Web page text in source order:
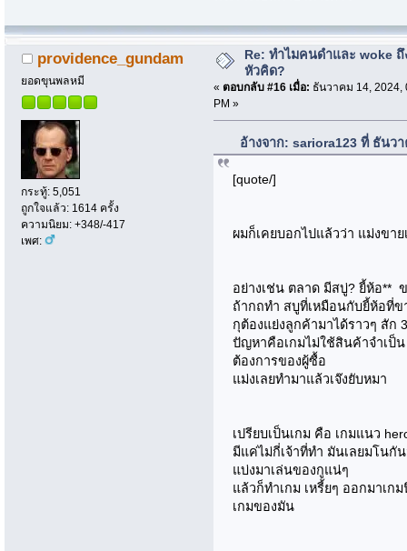
providence_gundam
ยอดขุนพลหมี
กระทู้: 5,051
ถูกใจแล้ว: 1614 ครั้ง
ความนิยม: +348/-417
เพศ:
Re: ทำไมคนดำและ woke ถึ
หัวคิด?
« ตอบกลับ #16 เมื่อ: ธันวาคม 14, 2024,
PM »
อ้างจาก: sariora123 ที่ ธันว
[quote/]
ผมก็เคยบอกไปแล้วว่า แม่งขา
อย่างเช่น ตลาด มีสบู่? ยี้ห้อ** ข
ถ้ากถทำ สบูที่เหมือนกับยี้ห้อที่
กุต้องแย่งลูกค้ามาได้ราวๆ สัก
ปัญหาคือเกมไม่ใช้สินค้าจำเป็
ต้องการของผู้ซื้อ
แม่งเลยทำมาแล้วเจ๊งยับหมา
เปรียบเป็นเกม คือ เกมแนว
มีแค่ไม่กี่เจ้าที่ทำ มันเลยมโนกั
แบ่งมาเล่นของกูแน่ๆ
แล้วก็ทำเกม เหรี้ยๆ ออกมาเก
เกมของมัน